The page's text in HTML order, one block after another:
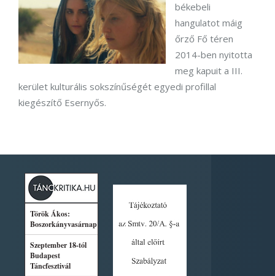
békebeli
hangulatot máig
őrző Fő téren
2014-ben nyitotta
meg kapuit a III.
kerület kulturális sokszínűségét egyedi profillal
kiegészítő Esernyős.